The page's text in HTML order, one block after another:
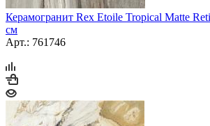
Керамогранит Rex Etoile Tropical Matte
см
Арт.: 761746